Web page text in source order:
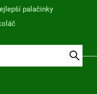
palačinky